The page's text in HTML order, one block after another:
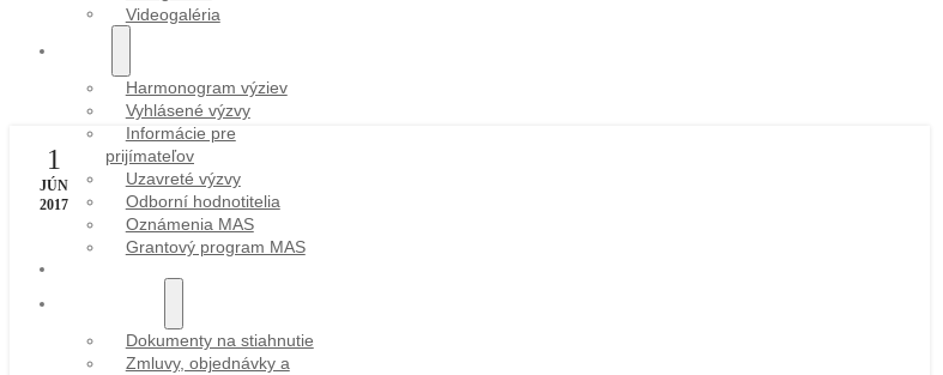
Videogaléria
Harmonogram výziev
Vyhlásené výzvy
Informácie pre
prijímateľov
Uzavreté výzvy
Odborní hodnotitelia
Oznámenia MAS
Grantový program MAS
Dokumenty na stiahnutie
Zmluvy, objednávky a
1
JÚN
2017